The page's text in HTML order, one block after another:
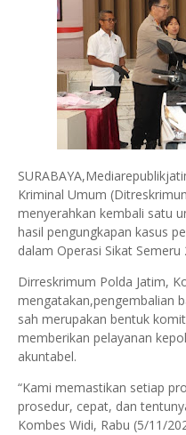
Kriminal Umum
menyerahkan kembali satu
hasil pengungkapan kasus
dalam Operasi Sikat Semeru
Dirreskrimum Polda Jatim,
mengatakan,pengembalian
sah merupakan bentuk
memberikan pelayanan
akuntabel.
“Kami memastikan setiap
prosedur, cepat, dan
Kombes Widi, Rabu (5/11/